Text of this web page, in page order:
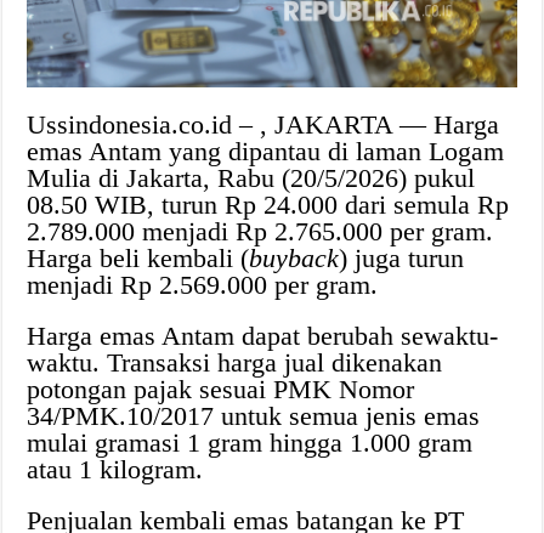
Ussindonesia.co.id – , JAKARTA — Harga
emas Antam yang dipantau di laman Logam
Mulia di Jakarta, Rabu (20/5/2026) pukul
08.50 WIB, turun Rp 24.000 dari semula Rp
2.789.000 menjadi Rp 2.765.000 per gram.
Harga beli kembali (buyback) juga turun
menjadi Rp 2.569.000 per gram.
Harga emas Antam dapat berubah sewaktu-
waktu. Transaksi harga jual dikenakan
potongan pajak sesuai PMK Nomor
34/PMK.10/2017 untuk semua jenis emas
mulai gramasi 1 gram hingga 1.000 gram
atau 1 kilogram.
Penjualan kembali emas batangan ke PT